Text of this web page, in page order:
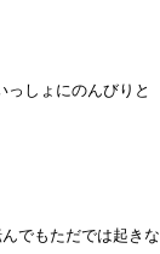
しょにのんびりと
でもただでは起きな